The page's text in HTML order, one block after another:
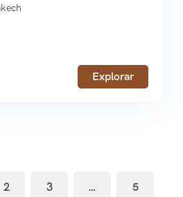
Explorar
2 3 … 5